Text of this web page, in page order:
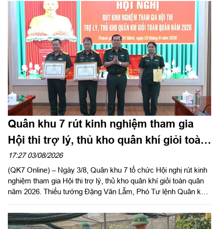
Quân khu 7 rút kinh nghiệm tham gia
Hội thi trợ lý, thủ kho quân khí giỏi toàn
quân năm 2026
17:27 03/08/2026
(QK7 Online) – Ngày 3/8, Quân khu 7 tổ chức Hội nghị rút kinh
nghiệm tham gia Hội thi trợ lý, thủ kho quân khí giỏi toàn quân
năm 2026. Thiếu tướng Đặng Văn Lẫm, Phó Tư lệnh Quân khu
Hậu cần – Kỹ thuật Quân khu chủ trì hội nghị.